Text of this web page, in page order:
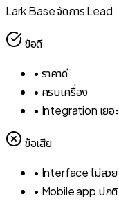
Lark Base จัดการ Lead
ข้อดี
• ราคาดี
• ครบเครื่อง
• Integration เยอะ
ข้อเสีย
• Interface ไม่สวย
• Mobile app ปกติ